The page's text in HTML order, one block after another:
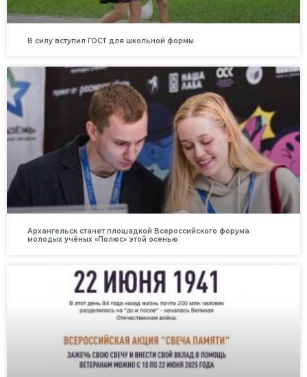
В силу вступил ГОСТ для школьной формы
Архангельск станет площадкой Всероссийского форума
молодых учёных «Полюс» этой осенью